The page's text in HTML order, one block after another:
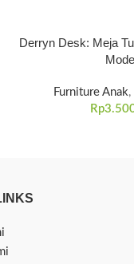
Derryn Desk: Meja
Furniture Anak,
Rp